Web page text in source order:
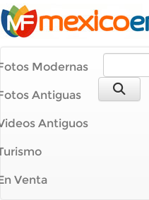
Modernas
Antiguas
Antiguos
Venta